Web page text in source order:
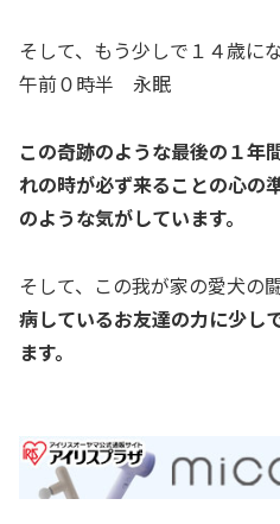
そして、もう少しで１４歳に
午前０時半 永眠
この奇跡のような最後の１年
れの時が必ず来ることの心の
のような気がしています。
そして、この我が家の愛犬の
病しているお友達の力に少し
ます。